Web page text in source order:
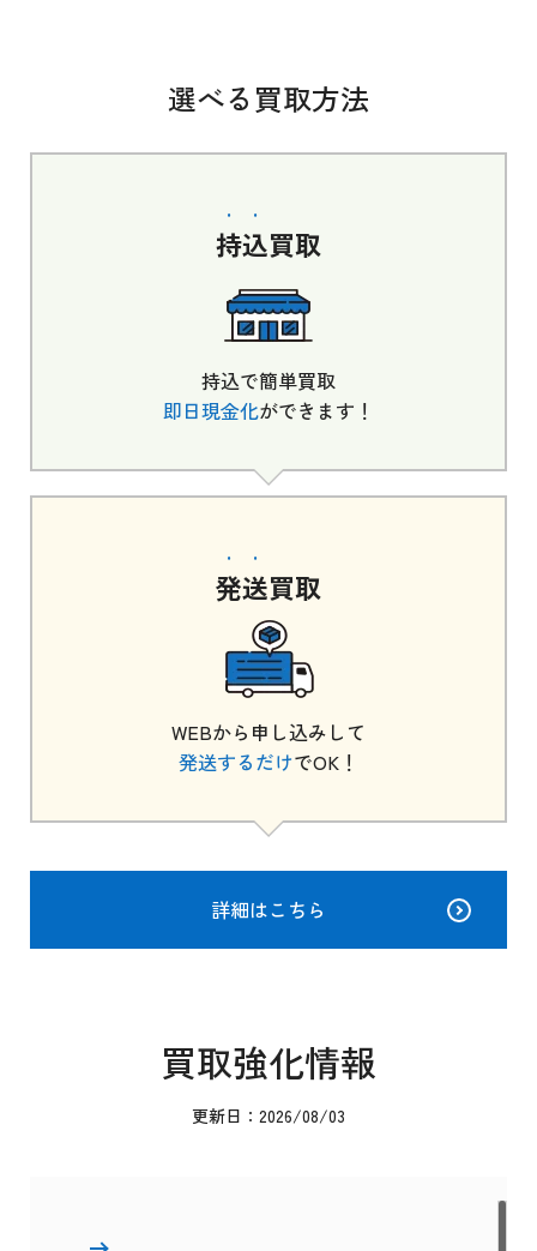
選べる買取方法
持込買取
持込で簡単買取
即日現金化ができます！
発送買取
WEBから申し込みして
発送するだけでOK！
詳細はこちら
買取強化情報
更新日：2026/08/03